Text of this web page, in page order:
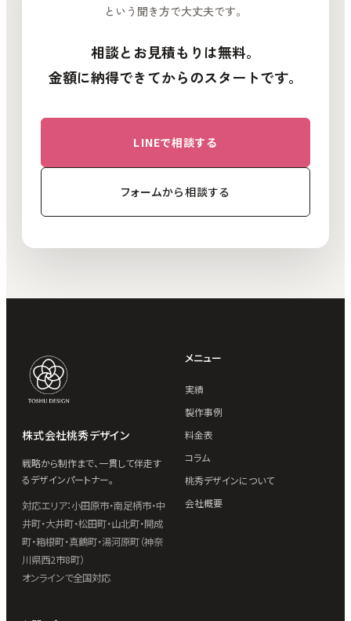
という聞き方で大丈夫です。
相談とお見積もりは無料。
金額に納得できてからのスタートです。
LINEで相談する
フォームから相談する
株式会社桃秀デザイン
戦略から制作まで、一貫して伴走す
るデザインパートナー。
対応エリア：小田原市・南足柄市・中
井町・大井町・松田町・山北町・開成
町・箱根町・真鶴町・湯河原町（神奈
川県西2市8町）
オンラインで全国対応
メニュー
実績
製作事例
料金表
コラム
桃秀デザインについて
会社概要